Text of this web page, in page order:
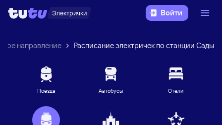
Электрички Войти
направление Расписание электричек по станции Сады
Поезда Автобусы Отели